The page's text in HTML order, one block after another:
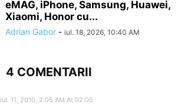
eMAG, iPhone, Samsung, Huawei,
Xiaomi, Honor cu...
Adrian Gabor - iul. 18, 2026, 10:40 AM
4 COMENTARII
iul. 11, 2010, 2:05 AM At 02:05